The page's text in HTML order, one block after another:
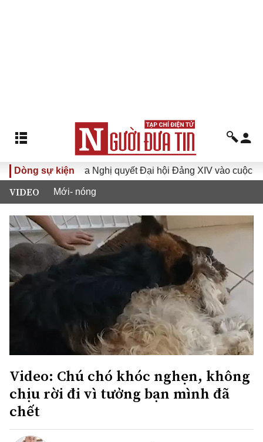
Dòng sự kiện
XVI Đưa Nghị quyết Đại hội Đảng XIV vào cuộc sống
VIDEO Mới- nóng
Video: Chú chó khóc nghẹn, không
chịu rời đi vì tưởng bạn mình đã
chết